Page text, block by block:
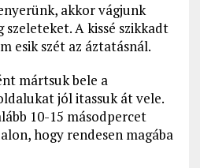
akkor vágjunk
szeleteket. A kissé szikkadt
esik szét az áztatásnál.
mártsuk bele a
jól itassuk át vele.
10-15 másodpercet
hogy rendesen magába